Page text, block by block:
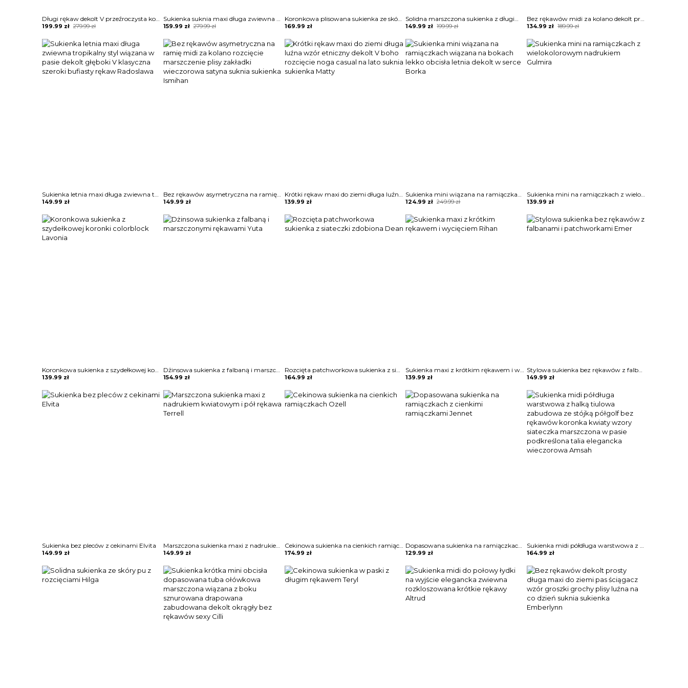
Długi rękaw dekolt V przeźroczysta koronka jednolita długa maxi do ziemi ślubna impreza suknia sukienka Twana
279.99zł
Original
was:
279.99 zł.
199.99 zł
Current
is:
199.99 zł.
Sukienka suknia maxi długa zwiewna stylowa wieczorowa wiązana w pasie wakacyjna dekolt głęboki V klasyczna szeroki długi rękaw modna cięcie z boku na nodze 0 Larita
279.99zł
Original
was:
279.99 zł.
159.99 zł
Current
is:
159.99 zł.
Koronkowa plisowana sukienka ze skóry pu z oczkami na ramiączkach Flaminia
169.99 zł
Solidna marszczona sukienka z długim rękawem i wysokim rozcięciem Angelyn
199.99zł
Original
was:
199.99 zł.
149.99 zł
Current
is:
149.99 zł.
Bez rękawów midi za kolano dekolt prosty geometryczny wzór obcisła do pracy na wieczór elegancka sukienka Cerine
189.99zł
Original
was:
189.99 zł.
134.99 zł
Current
is:
134.99 zł.
Sukienka letnia maxi długa zwiewna tropikalny styl wiązana w pasie dekolt głęboki V klasyczna szeroki bufiasty rękaw Radoslawa
149.99 zł
Bez rękawów asymetryczna na ramię midi za kolano rozcięcie marszczenie plisy zakładki wieczorowa satyna suknia sukienka Ismihan
149.99 zł
Krótki rękaw maxi do ziemi długa luźna wzór etniczny dekolt V boho rozcięcie noga casual na lato suknia sukienka Matty
139.99 zł
Sukienka mini wiązana na ramiączkach wiązana na bokach lekko obcisła letnia dekolt w serce Borka
249.99zł
Original
was:
249.99 zł.
124.99 zł
Current
is:
124.99 zł.
Sukienka mini na ramiączkach z wielokolorowym nadrukiem Gulmira
139.99 zł
Koronkowa sukienka z szydełkowej koronki colorblock Lavonia
139.99 zł
Dżinsowa sukienka z falbaną i marszczonymi rękawami Yuta
154.99 zł
Rozcięta patchworkowa sukienka z siateczki zdobiona Dean
164.99 zł
Sukienka maxi z krótkim rękawem i wycięciem Rihan
139.99 zł
Stylowa sukienka bez rękawów z falbanami i patchworkami Emer
149.99 zł
Sukienka bez pleców z cekinami Elvita
149.99 zł
Marszczona sukienka maxi z nadrukiem kwiatowym i pół rękawa Terrell
149.99 zł
Cekinowa sukienka na cienkich ramiączkach Ozell
174.99 zł
Dopasowana sukienka na ramiączkach z cienkimi ramiączkami Jennet
129.99 zł
Sukienka midi półdługa warstwowa z halką tiulowa zabudowa ze stójką półgolf bez rękawów koronka kwiaty wzory siateczka marszczona w pasie podkreślona talia elegancka wieczorowa Amsah
164.99 zł